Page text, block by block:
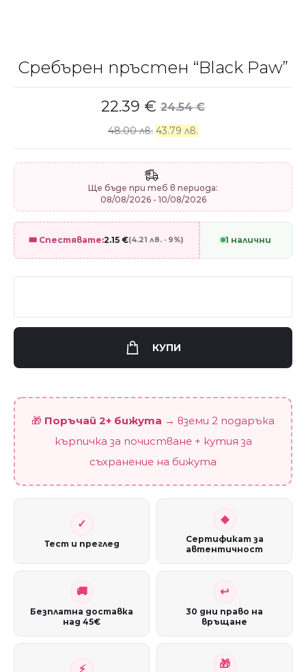
Сребърен пръстен “Black Paw”
24.54€
22.39 €
48.00 лв. 43.79 лв.
Ще бъде при теб в периода:
08/08/2026 - 10/08/2026
🎟️ Спестявате:2.15€(4.21 лв. · 9%) 1 налични
КУПИ
🎁 Поръчай 2+ бижута → вземи 2 подаръка
кърпичка за почистване + кутия за
съхранение на бижута
Тест и преглед
Сертификат за
автентичност
Безплатна доставка
над 45€
30 дни право на
връщане